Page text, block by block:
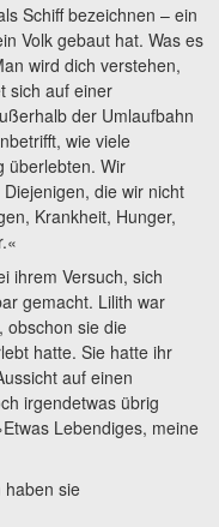
Schiff bezeichnen – ein
Volk gebaut hat. Was es
wird dich verstehen,
sich auf einer
der Umlaufbahn
wie viele
überlebten. Wir
die wir nicht
Krankheit, Hunger,
ihrem Versuch, sich
gemacht. Lilith war
obschon sie die
hatte. Sie hatte ihr
auf einen
irgendetwas übrig
Lebendiges, meine
haben sie